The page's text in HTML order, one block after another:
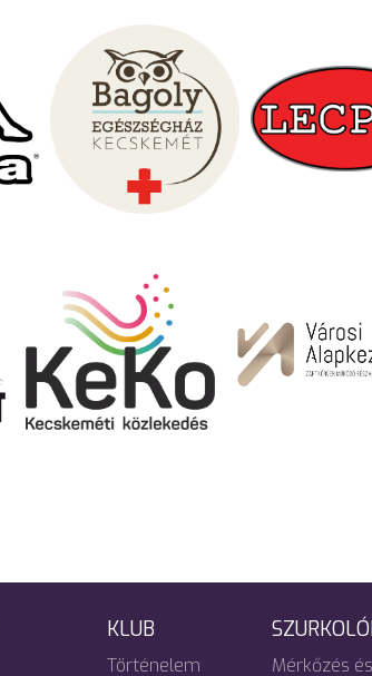
KLUB
Történelem Mérkőzés és